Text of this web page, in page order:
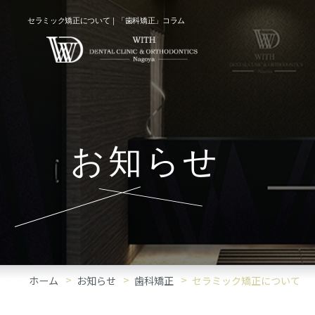
セラミック矯正について｜「歯科矯正」コラム
お知らせ
ホーム お知らせ 歯科矯正 セラミック矯正について